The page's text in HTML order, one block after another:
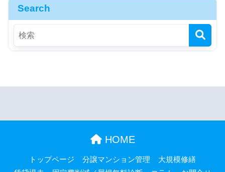
Search
HOME
トップページ 分譲マンション管理
大規模修繕